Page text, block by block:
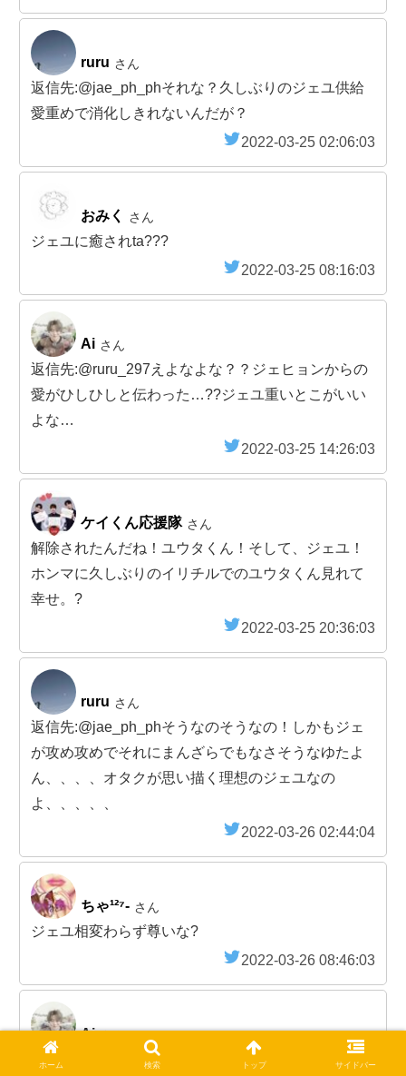
ruru さん
返信先:@jae_ph_phそれな？久しぶりのジェユ供給
愛重めで消化しきれないんだが？
2022-03-25 02:06:03
おみく さん
ジェユに癒されta???
2022-03-25 08:16:03
Ai さん
返信先:@ruru_297えよなよな？？ジェヒョンからの
愛がひしひしと伝わった…??ジェユ重いとこがいい
よな…
2022-03-25 14:26:03
ケイくん応援隊 さん
解除されたんだね！ユウタくん！そして、ジェユ！
ホンマに久しぶりのイリチルでのユウタくん見れて
幸せ。?
2022-03-25 20:36:03
ruru さん
返信先:@jae_ph_phそうなのそうなの！しかもジェ
が攻め攻めでそれにまんざらでもなさそうなゆたよ
ん、、、、オタクが思い描く理想のジェユなの
よ、、、、、
2022-03-26 02:44:04
ちゃ¹²⁷- さん
ジェユ相変わらず尊いな?
2022-03-26 08:46:03
Ai さん
返信先:@ruru_297わっかっる！！！！積極的なジェ
ホーム 検索 トップ サイドバー